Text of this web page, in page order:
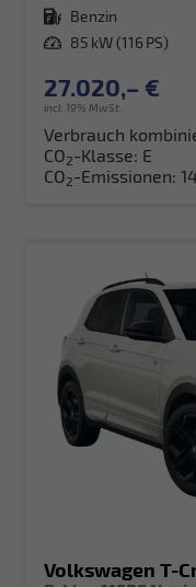
Kraftstoff Benzin
Leistung 85 kW (116 PS)
27.020,– €
incl. 19% MwSt.
Verbrauch
CO2-Klasse: E
CO2-Emissionen:
Volkswagen T-